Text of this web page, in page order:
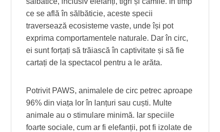
ce se află în sălbăticie, aceste specii
traversează ecosisteme vaste, unde își pot
exprima comportamentele naturale. Dar în circ,
ei sunt forțați să trăiască în captivitate și să fie
cartați de la spectacol pentru a le arăta.
Potrivit PAWS, animalele de circ petrec aproape
96% din viața lor în lanțuri sau cuști. Multe
animale au o stimulare minimă. Iar speciile
foarte sociale, cum ar fi elefanții, pot fi izolate de